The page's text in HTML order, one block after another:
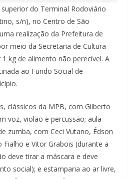
do Terminal Rodoviário
s/n), no Centro de São
realização da Prefeitura de
meio da Secretaria de Cultura
1 kg de alimento não perecível. A
ao Fundo Social de
clássicos da MPB, com Gilberto
voz, violão e percussão; aula
zumba, com Ceci Vutano, Édson
Fialho e Vitor Grabois (durante a
deve tirar a máscara e deve
social); e estamparia ao ar livre,